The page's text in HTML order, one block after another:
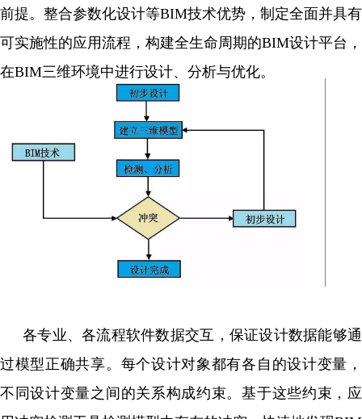
前提。整合参数化设计等BIM技术优势，制定全面并具有
可实施性的应用流程，构建全生命周期的BIM设计平台，
在BIM三维环境中进行设计、分析与优化。
各专业、各流程软件数据交互，保证设计数据能够通
过模型正确共享。每个设计对象都有各自的设计变量，
不同设计变量之间的关系构成约束。基于这些约束，应